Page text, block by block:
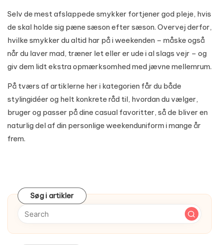
Selv de mest afslappede smykker fortjener god pleje, hvis
de skal holde sig pæne sæson efter sæson. Overvej derfor,
hvilke smykker du altid har på i weekenden – måske også
når du laver mad, træner let eller er ude i al slags vejr – og
giv dem lidt ekstra opmærksomhed med jævne mellemrum.
På tværs af artiklerne her i kategorien får du både
stylingidéer og helt konkrete råd til, hvordan du vælger,
bruger og passer på dine casual favoritter, så de bliver en
naturlig del af din personlige weekenduniform i mange år
frem.
Søg i artikler